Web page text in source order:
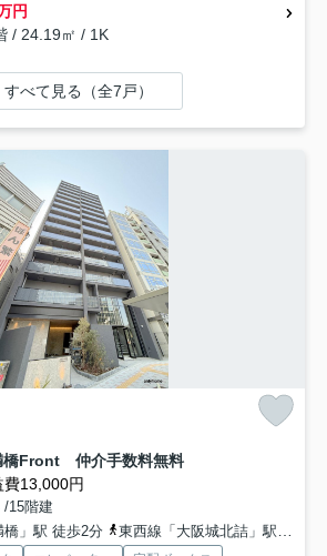
円
/ 24.19㎡ / 1K
すべて見る（全7戸）
橋Front 仲介手数料無料
13,000円
/15階建
」駅 徒歩2分
東西線「大阪城北詰」駅 徒歩12分